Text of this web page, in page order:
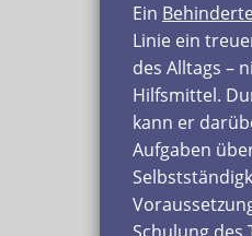
Ein
Linie ein
des Alltags –
Hilfsmittel.
kann er
Aufgaben